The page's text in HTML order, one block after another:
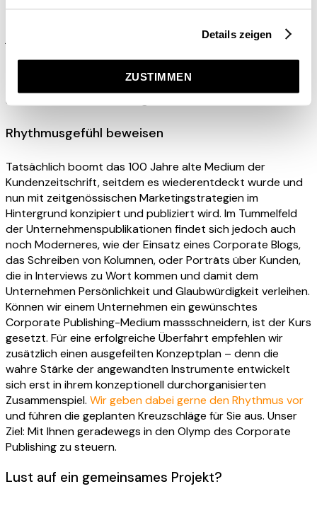
Details zeigen
ZUSTIMMEN
junge Familien mit kleinen Kindern, die an dem Angebot
einen Dialog, der schliesslich die Chancen auf eine
anhaltende Kundenbindung erhöht.
Rhythmusgefühl beweisen
Tatsächlich boomt das 100 Jahre alte Medium der
Kundenzeitschrift, seitdem es wiederentdeckt wurde und
nun mit zeitgenössischen Marketingstrategien im
Hintergrund konzipiert und publiziert wird. Im Tummelfeld
der Unternehmenspublikationen findet sich jedoch auch
noch Moderneres, wie der Einsatz eines Corporate Blogs,
das Schreiben von Kolumnen, oder Porträts über Kunden,
die in Interviews zu Wort kommen und damit dem
Unternehmen Persönlichkeit und Glaubwürdigkeit verleihen.
Können wir einem Unternehmen ein gewünschtes
Corporate Publishing-Medium massschneidern, ist der Kurs
gesetzt. Für eine erfolgreiche Überfahrt empfehlen wir
zusätzlich einen ausgefeilten Konzeptplan – denn die
wahre Stärke der angewandten Instrumente entwickelt
sich erst in ihrem konzeptionell durchorganisierten
Zusammenspiel. Wir geben dabei gerne den Rhythmus vor
und führen die geplanten Kreuzschläge für Sie aus. Unser
Ziel: Mit Ihnen geradewegs in den Olymp des Corporate
Publishing zu steuern.
Lust auf ein gemeinsames Projekt?